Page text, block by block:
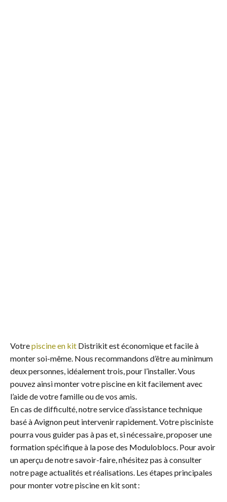
Votrepiscine en kit Distrikit est économique et facile à
monter soi-même. Nous recommandons d’être au minimum
deux personnes, idéalement trois, pour l’installer. Vous
pouvez ainsi monter votre piscine en kit facilement avec
l’aide de votre famille ou de vos amis.
En cas de difficulté, notre service d’assistance technique
basé à Avignon peut intervenir rapidement. Votre pisciniste
pourra vous guider pas à pas et, si nécessaire, proposer une
formation spécifique à la pose des Moduloblocs. Pour avoir
un aperçu de notre savoir-faire, n’hésitez pas à consulter
notre page actualités et réalisations. Les étapes principales
pour monter votre piscine en kit sont :